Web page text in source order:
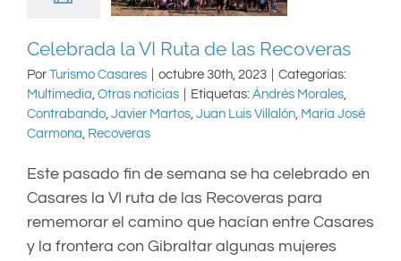
noticias
Celebrada la VI Ruta de las Recoveras
Por Turismo Casares octubre 30th, 2023
Categorías:
Multimedia, Otras noticias Etiquetas: Ándrés Morales,
Contrabando, Javier Martos, Juan Luis Villalón, María José
Carmona, Recoveras
Este pasado fin de semana se ha celebrado en
Casares la VI ruta de las Recoveras para
rememorar el camino que hacían entre Casares
y la frontera con Gibraltar algunas mujeres